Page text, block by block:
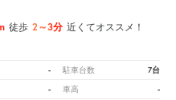
徒歩 2～3分 近くてオススメ！
- 駐車台数 7台
- 車高 -